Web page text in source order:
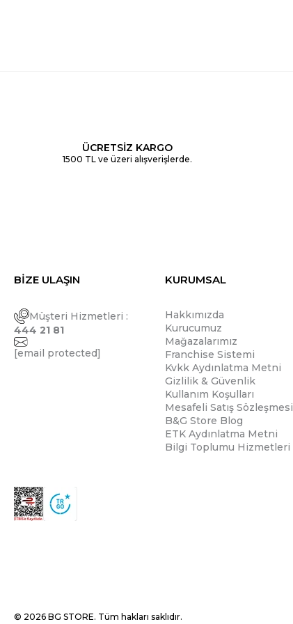
ÜCRETSİZ KARGO
1500 TL ve üzeri alışverişlerde.
BİZE ULAŞIN
Müşteri Hizmetleri :
444 21 81
[email protected]
KURUMSAL
Hakkımızda
Kurucumuz
Mağazalarımız
Franchise Sistemi
Kvkk Aydınlatma Metni
Gizlilik & Güvenlik
Kullanım Koşulları
Mesafeli Satış Sözleşmesi
B&G Store Blog
ETK Aydınlatma Metni
Bilgi Toplumu Hizmetleri
© 2026 BG STORE. Tüm hakları saklıdır.